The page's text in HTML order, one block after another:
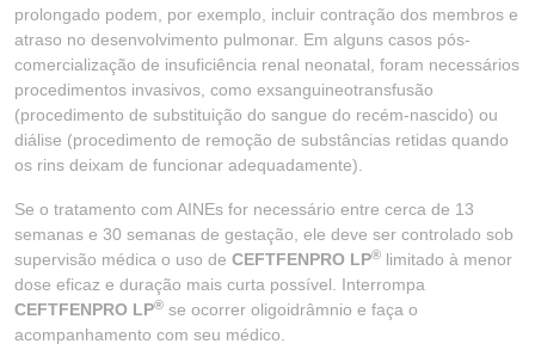
prolongado podem, por exemplo, incluir contração dos membros e
atraso no desenvolvimento pulmonar. Em alguns casos pós-
comercialização de insuficiência renal neonatal, foram necessários
procedimentos invasivos, como exsanguineotransfusão
(procedimento de substituição do sangue do recém-nascido) ou
diálise (procedimento de remoção de substâncias retidas quando
os rins deixam de funcionar adequadamente).
Se o tratamento com AINEs for necessário entre cerca de 13
semanas e 30 semanas de gestação, ele deve ser controlado sob
supervisão médica o uso de CEFTFENPRO LP® limitado à menor
dose eficaz e duração mais curta possível. Interrompa
CEFTFENPRO LP® se ocorrer oligoidrâmnio e faça o
acompanhamento com seu médico.